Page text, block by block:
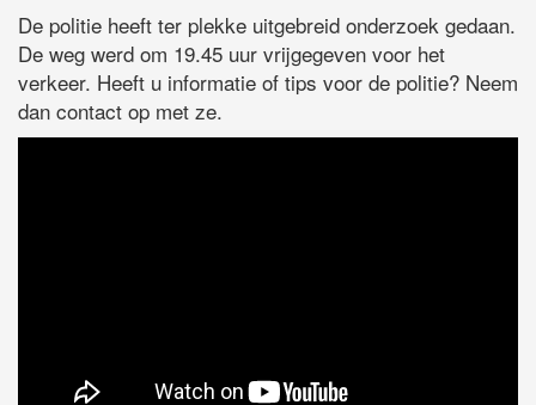
De politie heeft ter plekke uitgebreid onderzoek gedaan.
De weg werd om 19.45 uur vrijgegeven voor het
verkeer. Heeft u informatie of tips voor de politie? Neem
dan contact op met ze.